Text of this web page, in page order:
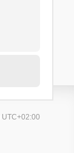
UTC+02:00